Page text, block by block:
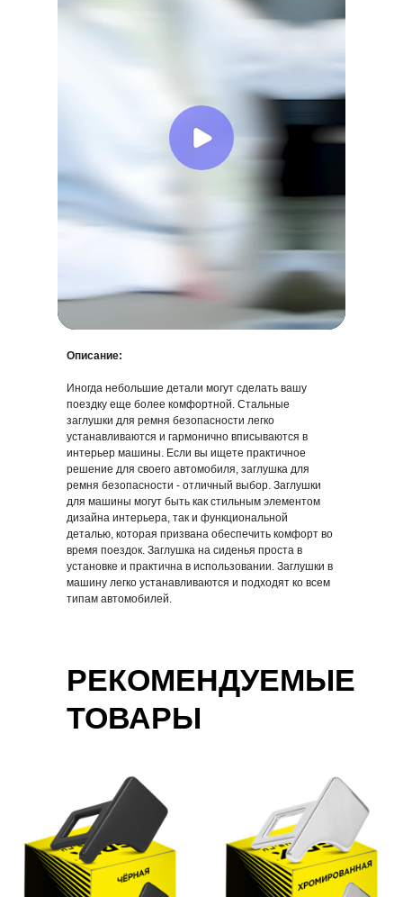
Описание:
Иногда небольшие детали могут сделать вашу
поездку еще более комфортной. Стальные
заглушки для ремня безопасности легко
устанавливаются и гармонично вписываются в
интерьер машины. Если вы ищете практичное
решение для своего автомобиля, заглушка для
ремня безопасности - отличный выбор. Заглушки
для машины могут быть как стильным элементом
дизайна интерьера, так и функциональной
деталью, которая призвана обеспечить комфорт во
время поездок. Заглушка на сиденья проста в
установке и практична в использовании. Заглушки в
машину легко устанавливаются и подходят ко всем
типам автомобилей.
РЕКОМЕНДУЕМЫЕ
ТОВАРЫ
Заглушка черная Заглушка серебряная
В корзину
Купить в розницу
114,58 р.
1082,65 р.
Купить в розницу